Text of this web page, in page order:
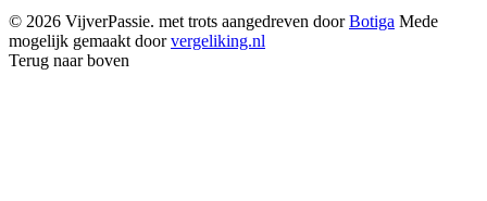
© 2026 VijverPassie. met trots aangedreven doorBotiga Mede
mogelijk gemaakt doorvergeliking.nl
Terug naar boven